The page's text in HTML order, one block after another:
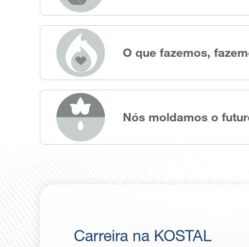
O que fazemos,
Nós moldamos o
Carreira na KOSTAL